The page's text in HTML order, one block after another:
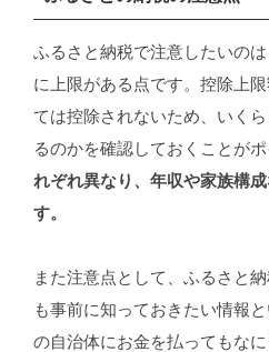
ふるさと納税で注意したいの
に上限がある点です。控除上
ては控除されないため、いく
るのかを確認しておくことがポ
れぞれ異なり、年収や家族構
す。
また注意点として、ふるさと
も事前に知っておきたい情報
の自治体にお金を払ってもな